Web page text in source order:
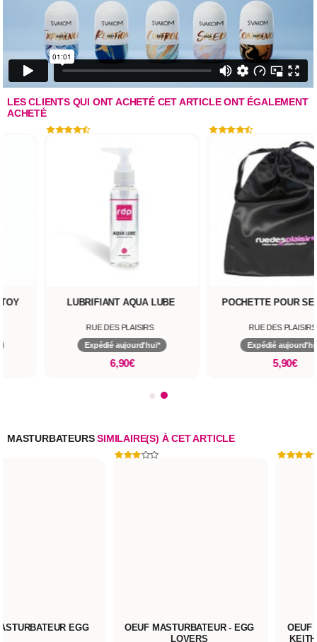
LES CLIENTS QUI ONT ACHETÉ CET ARTICLE ONT ÉGALEMENT
ACHETÉ
LUBRIFIANT AQUA LUBE
RUE DES PLAISIRS
Expédié aujourd'hui*
POCHETTE POUR SEXTOYS
RUE DES PLAISIRS
Expédié aujourd'hui*
MASTURBATEURSSIMILAIRE(S) À CET ARTICLE
OEUF MASTURBATEUR - EGG
LOVERS
OEUF